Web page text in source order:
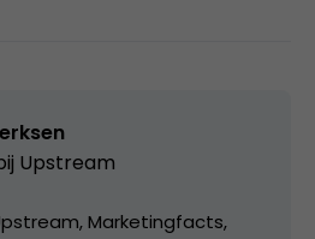
Upstream
Marketingfacts,